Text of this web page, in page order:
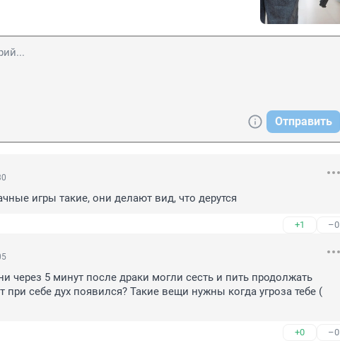
Отправить
игры такие, они делают вид, что дерутся
+1 –0
через 5 минут после драки могли сесть и пить продолжать
при себе дух появился? Такие вещи нужны когда угроза тебе (
+0 –0